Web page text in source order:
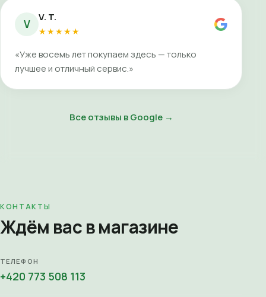
V V. T.
★★★★★
«Уже восемь лет покупаем здесь — только
лучшее и отличный сервис.»
Все отзывы в Google →
КОНТАКТЫ
Ждём вас в магазине
ТЕЛЕФОН
+420 773 508 113